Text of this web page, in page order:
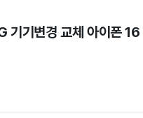
기기변경 교체 아이폰